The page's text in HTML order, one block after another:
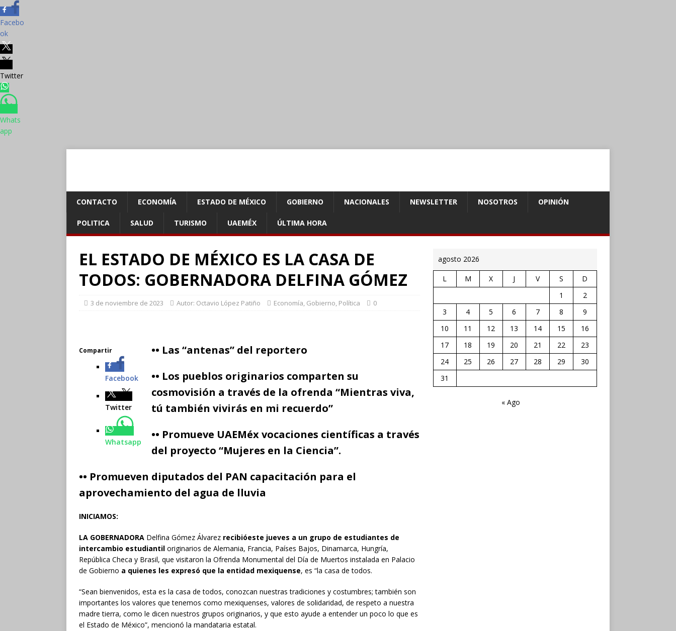
Facebo
ok
Twitter
Whats
app
CONTACTO ECONOMÍA ESTADO DE MÉXICO GOBIERNO NACIONALES NEWSLETTER NOSOTROS OPINIÓN
POLITICA SALUD TURISMO UAEMÉX ÚLTIMA HORA
EL ESTADO DE MÉXICO ES LA CASA DE
TODOS: GOBERNADORA DELFINA GÓMEZ
3 de noviembre de 2023 Autor: Octavio López Patiño Economía, Gobierno, Política 0
Compartir
Facebook
Twitter
Whatsapp
•• Las “antenas” del reportero
•• Los pueblos originarios comparten su
cosmovisión a través de la ofrenda “Mientras viva,
tú también vivirás en mi recuerdo”
•• Promueve UAEMéx vocaciones científicas a través
del proyecto “Mujeres en la Ciencia”.
•• Promueven diputados del PAN capacitación para el
aprovechamiento del agua de lluvia
INICIAMOS:
LA GOBERNADORA Delfina Gómez Álvarez recibióeste jueves a un grupo de estudiantes de
intercambio estudiantil originarios de Alemania, Francia, Países Bajos, Dinamarca, Hungría,
República Checa y Brasil, que visitaron la Ofrenda Monumental del Día de Muertos instalada en Palacio
de Gobierno a quienes les expresó que la entidad mexiquense, es “la casa de todos.
“Sean bienvenidos, esta es la casa de todos, conozcan nuestras tradiciones y costumbres; también son
importantes los valores que tenemos como mexiquenses, valores de solidaridad, de respeto a nuestra
madre tierra, como le dicen nuestros grupos originarios, y que esto ayude a entender un poco lo que es
el Estado de México”, mencionó la mandataria estatal.
agosto 2026
L M X J V S
D
1
2
3
4 5 6 7 8
9
10
11 12 13 14 15
16
17
18 19 20 21 22
23
24
25 26 27 28 29
30
31
« Ago